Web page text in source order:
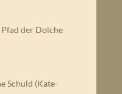
der Dolche
Schuld (Kate-